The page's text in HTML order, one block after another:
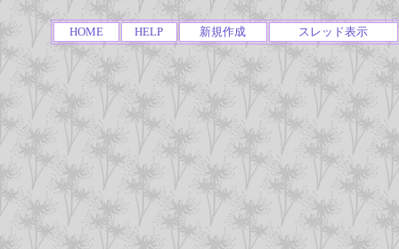
HOME HELP 新規作成 スレッド表示